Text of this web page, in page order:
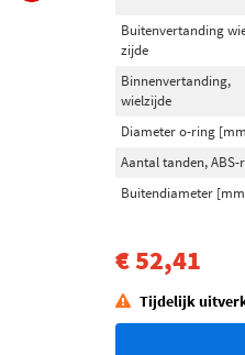
Buitenvertanding
zijde
Binnenvertanding,
wielzijde
Diameter o-ring
Aantal tanden, ABS-
Buitendiameter
€ 52,41
Tijdelijk